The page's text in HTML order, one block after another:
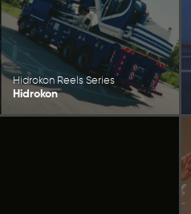
Hidrokon Reels Series
Hidrokon